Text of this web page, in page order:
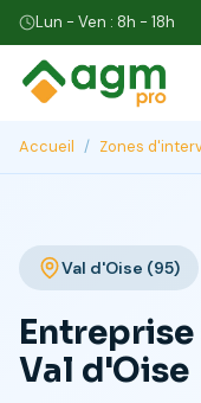
Lun - Ven : 8h - 18h
Accueil / Zones
Val d'Oise (95)
Val d'Oise